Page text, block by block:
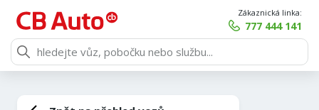
Zákaznická linka:
777 444 141